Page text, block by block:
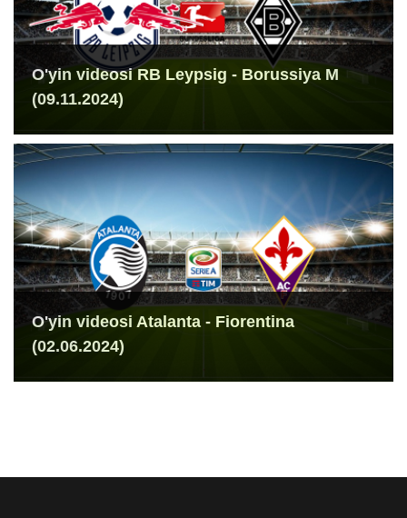
O'yin videosi RB Leypsig - Borussiya M
(09.11.2024)
O'yin videosi Atalanta - Fiorentina
(02.06.2024)